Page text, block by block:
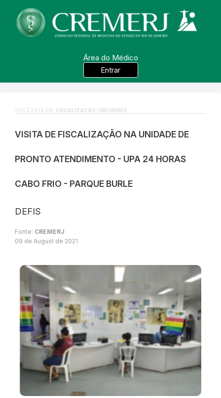
Área do Médico
Entrar
VOCÊ ESTÁ EM: FISCALIZAÇÃO / INFORMES
VISITA DE FISCALIZAÇÃO NA UNIDADE DE
PRONTO ATENDIMENTO - UPA 24 HORAS
CABO FRIO - PARQUE BURLE
DEFIS
Fonte: CREMERJ
09 de August de 2021